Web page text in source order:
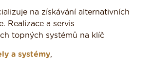
na získávání alternativních
Realizace a servis
topných systémů na klíč
a systémy,